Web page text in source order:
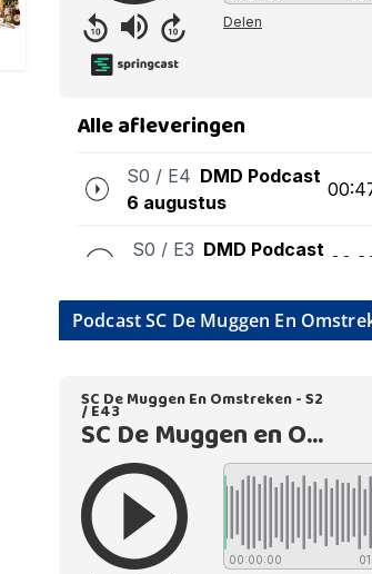
Podcast SC De Muggen En